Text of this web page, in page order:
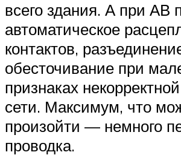
всего здания. А при АВ
автоматическое
контактов,
обесточивание при
признаках
сети. Максимум, что
произойти — немного
проводка.